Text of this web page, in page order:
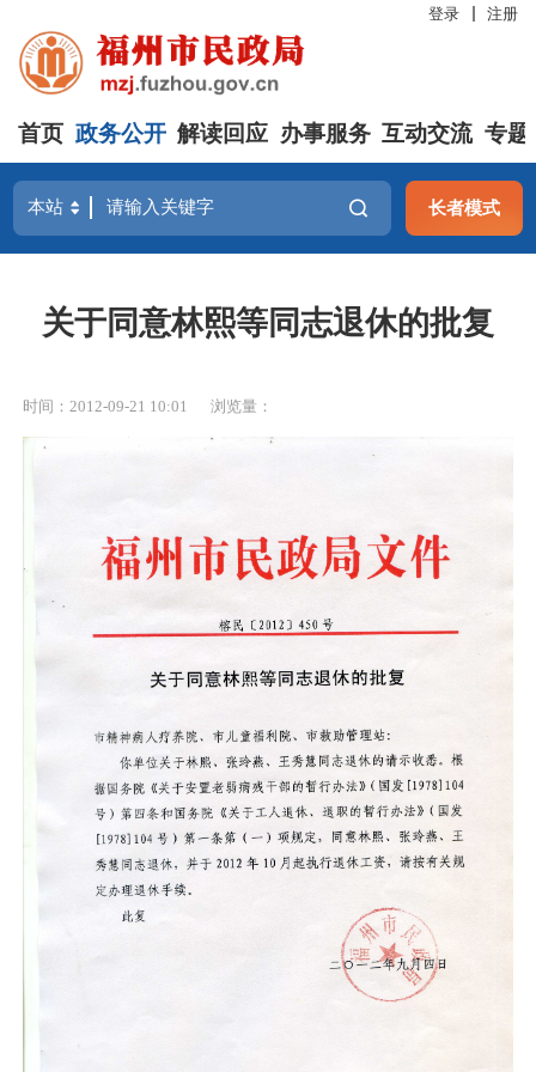
登录 注册
首页 政务公开 解读回应 办事服务 互动交流 专题
长者模式
关于同意林熙等同志退休的批复
时间：2012-09-21 10:01 浏览量：